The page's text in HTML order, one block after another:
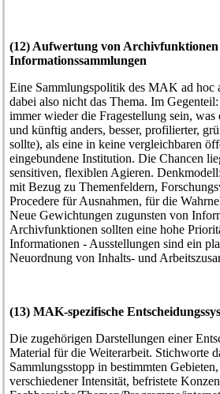
(12) Aufwertung von
Informationssammlungen
Eine Sammlungspolitik des MAK ad hoc
dabei also nicht das Thema. Im
immer wieder die Fragestellung sein, was
und künftig anders, besser, profilierter,
sollte), als eine in keine vergleichbaren
eingebundene Institution. Die Chancen
sensitiven, flexiblen Agieren.
mit Bezug zu Themenfeldern,
Procedere für Ausnahmen, für die
Neue Gewichtungen zugunsten von
Archivfunktionen sollten eine hohe
Informationen - Ausstellungen sind ein
Neuordnung von Inhalts- und
(13) MAK-spezifische
Die zugehörigen Darstellungen einer
Material für die Weiterarbeit. Stichworte
Sammlungsstopp in bestimmten
verschiedener Intensität, befristete